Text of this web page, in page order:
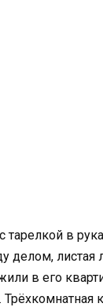
тарелкой в
делом, листая
в его